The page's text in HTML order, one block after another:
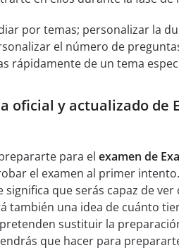
por temas; personalizar la
el número de
rápidamente de un tema
y actualizado de
para el examen de
el examen al primer
que serás capaz de
también una idea de cuánto
sustituir la
que hacer para